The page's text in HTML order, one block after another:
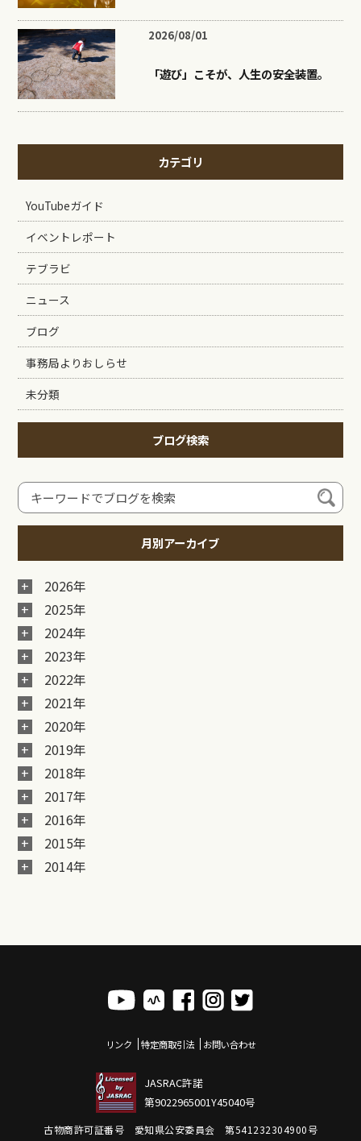
2026/08/01
「遊び」こそが、人生の安全装置。
カテゴリ
YouTubeガイド
イベントレポート
テブラビ
ニュース
ブログ
事務局よりおしらせ
未分類
ブログ検索
月別アーカイブ
2026年
2025年
2024年
2023年
2022年
2021年
2020年
2019年
2018年
2017年
2016年
2015年
2014年
リンク 特定商取引法 お問い合わせ
JASRAC許諾
第9022965001Y45040号
古物商許可証番号 愛知県公安委員会 第541232304900号